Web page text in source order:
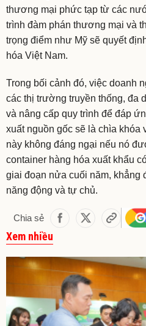
thương mại phức tạp từ các
trình đàm phán thương mại và
trọng điểm như Mỹ sẽ quyết
hóa Việt Nam.
Trong bối cảnh đó, việc doanh
các thị trường truyền thống, đa
và nâng cấp quy trình để đáp
xuất nguồn gốc sẽ là chìa khóa
này không đáng ngại nếu nó
container hàng hóa xuất khẩu
giai đoạn nửa cuối năm, khẳng
năng động và tự chủ.
Chia sẻ
Xem nhiều